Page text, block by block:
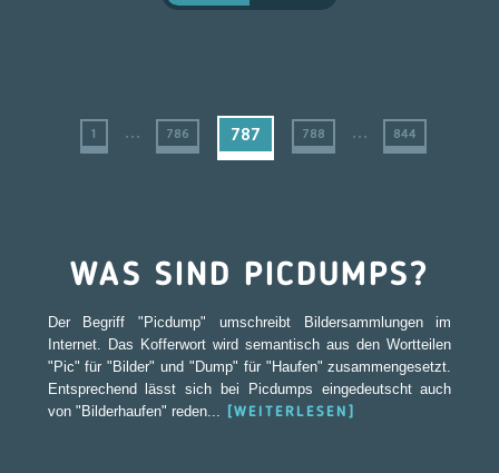
1 ... 786 787 788 ... 844
WAS SIND PICDUMPS?
Der Begriff "Picdump" umschreibt Bildersammlungen im
Internet. Das Kofferwort wird semantisch aus den Wortteilen
"Pic" für "Bilder" und "Dump" für "Haufen" zusammengesetzt.
Entsprechend lässt sich bei Picdumps eingedeutscht auch
von "Bilderhaufen" reden...
[WEITERLESEN]